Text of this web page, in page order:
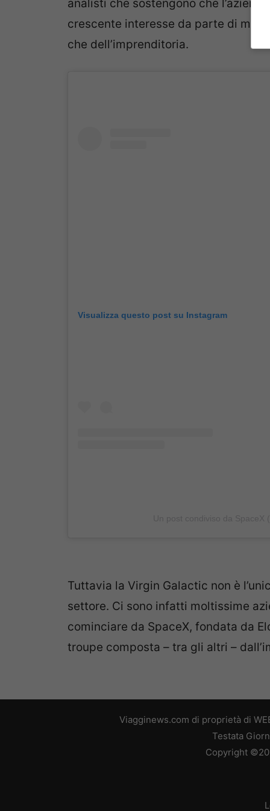
analisti che sostengono che
crescente interesse da parte di
che dell’imprenditoria.
Visualizza questo post su Instagram
Tuttavia la Virgin Galactic non è
settore. Ci sono infatti moltissime
cominciare da SpaceX, fondata da
troupe composta – tra gli altri –
Viagginews.com di proprietà di
Testata
Copyright